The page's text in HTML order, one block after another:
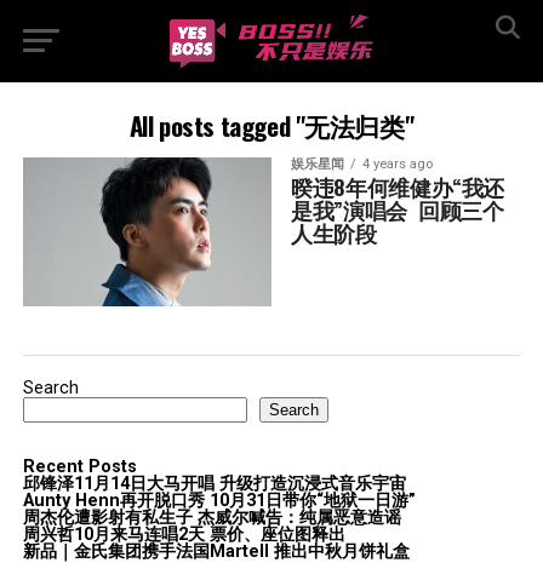
All posts tagged "无法归类"
娱乐星闻 4 years ago
暌违8年何维健办“我还
是我”演唱会  回顾三个
人生阶段
Search
Search
Recent Posts
邱锋泽11月14日大马开唱 升级打造沉浸式音乐宇宙
Aunty Henn再开脱口秀 10月31日带你“地狱一日游”
周杰伦遭影射有私生子 杰威尔喊告：纯属恶意造谣
周兴哲10月来马连唱2天 票价、座位图释出
新品｜金氏集团携手法国Martell 推出中秋月饼礼盒